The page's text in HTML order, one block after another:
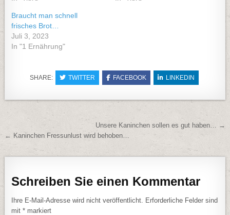
Braucht man schnell
frisches Brot…
Juli 3, 2023
In "1 Ernährung"
SHARE: TWITTER FACEBOOK LINKEDIN
BeitragsnavigationUnsere Kaninchen sollen es gut haben… →
← Kaninchen Fressunlust wird behoben…
Schreiben Sie einen Kommentar
Ihre E-Mail-Adresse wird nicht veröffentlicht.
Erforderliche Felder sind
mit* markiert